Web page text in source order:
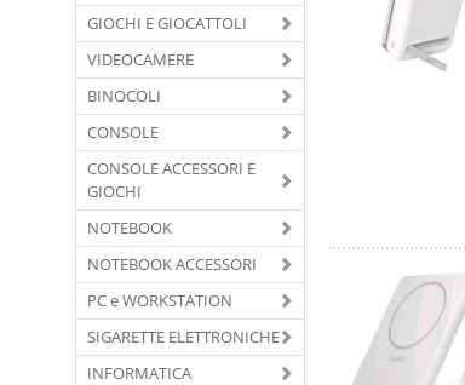
GIOCHI E GIOCATTOLI
VIDEOCAMERE
BINOCOLI
CONSOLE
CONSOLE ACCESSORI E
GIOCHI
NOTEBOOK
NOTEBOOK ACCESSORI
PC e WORKSTATION
SIGARETTE ELETTRONICHE
INFORMATICA